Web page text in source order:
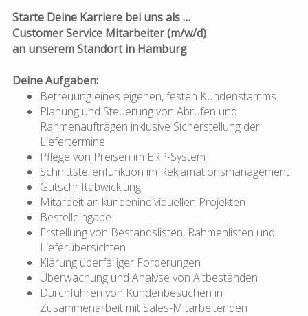
Starte Deine Karriere bei uns als …
Customer Service Mitarbeiter (m/w/d)
an unserem Standort in Hamburg
Deine Aufgaben:
Betreuung eines eigenen, festen Kundenstamms
Planung und Steuerung von Abrufen und
Rahmenaufträgen inklusive Sicherstellung der
Liefertermine
Pflege von Preisen im ERP-System
Schnittstellenfunktion im Reklamationsmanagement
Gutschriftabwicklung
Mitarbeit an kundenindividuellen Projekten
Bestelleingabe
Erstellung von Bestandslisten, Rahmenlisten und
Lieferübersichten
Klärung überfälliger Forderungen
Überwachung und Analyse von Altbeständen
Durchführen von Kundenbesuchen in
Zusammenarbeit mit Sales-Mitarbeitenden